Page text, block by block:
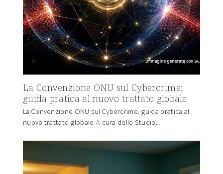
La Convenzione ONU sul Cybercrime:
guida pratica al nuovo trattato globale
La Convenzione ONU sul Cybercrime: guida pratica al
nuovo trattato globale A cura dello Studio…